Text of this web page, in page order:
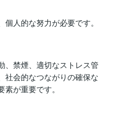
人的な努力が必要です。
、禁煙、適切なストレス管
社会的なつながりの確保な
が重要です。